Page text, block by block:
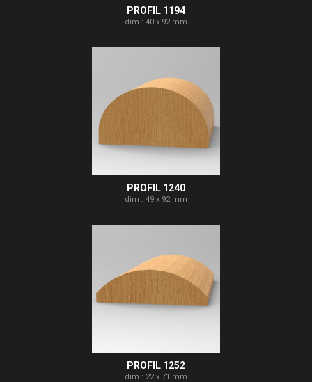
PROFIL 1194
dim : 40 x 92 mm
PROFIL 1240
dim : 49 x 92 mm
PROFIL 1252
dim : 22 x 71 mm